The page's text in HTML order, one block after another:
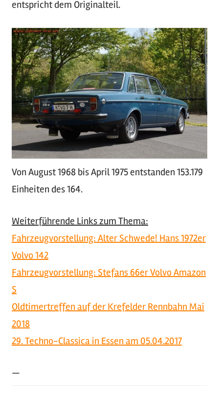
entspricht dem Originalteil.
Von August 1968 bis April 1975 entstanden 153.179
Einheiten des 164.
Weiterführende Links zum Thema:
Fahrzeugvorstellung: Alter Schwede! Hans 1972er
Volvo 142
Fahrzeugvorstellung: Stefans 66er Volvo Amazon
S
Oldtimertreffen auf der Krefelder Rennbahn Mai
2018
29. Techno-Classica in Essen am 05.04.2017
—